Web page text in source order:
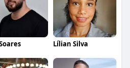
Lílian Silva